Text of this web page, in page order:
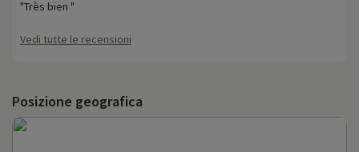
"Très bien "
Vedi tutte le recensioni
Posizione geografica